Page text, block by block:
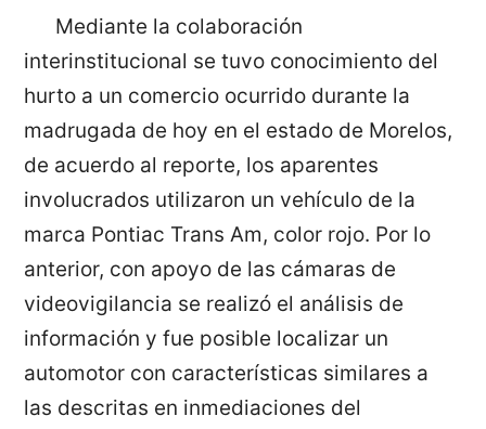
Mediante la colaboración
interinstitucional se tuvo conocimiento del
hurto a un comercio ocurrido durante la
madrugada de hoy en el estado de Morelos,
de acuerdo al reporte, los aparentes
involucrados utilizaron un vehículo de la
marca Pontiac Trans Am, color rojo. Por lo
anterior, con apoyo de las cámaras de
videovigilancia se realizó el análisis de
información y fue posible localizar un
automotor con características similares a
las descritas en inmediaciones del